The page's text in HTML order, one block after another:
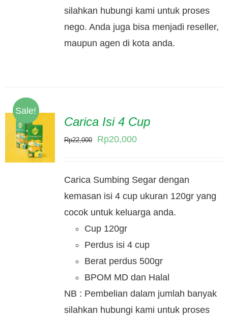
silahkan hubungi kami untuk proses
nego. Anda juga bisa menjadi reseller,
maupun agen di kota anda.
Sale!
Carica Isi 4 Cup
Rp22,000
Original
Rp22,000.
Rp20,000Current
Rp20,000.
Carica Sumbing Segar dengan
kemasan isi 4 cup ukuran 120gr yang
cocok untuk keluarga anda.
Cup 120gr
Perdus isi 4 cup
Berat perdus 500gr
BPOM MD dan Halal
NB : Pembelian dalam jumlah banyak
silahkan hubungi kami untuk proses